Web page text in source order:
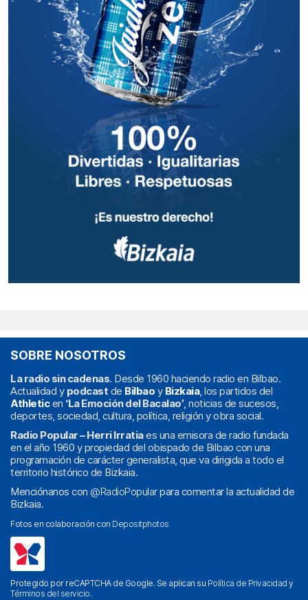
SOBRE NOSOTROS
La radio sin cadenas. Desde 1960 haciendo radio en Bilbao.
Actualidad y podcast de Bilbao y Bizkaia, los partidos del
Athleticen ‘La Emoción del Bacalao’, noticias de sucesos,
deportes, sociedad, cultura, política, religión y obra social.
Radio Popular – Herri Irratiaes una emisora de radio fundada
en el año 1960 y propiedad del obispado de Bilbao con una
programación de carácter generalista, que va dirigida a todo el
territorio histórico de Bizkaia.
Menciónanos con @RadioPopularpara comentar la actualidad de
Bizkaia.
Fotos en colaboración con Depositphotos
Protegido por reCAPTCHA de Google. Se aplican su Política de Privacidad y
Términos del servicio.